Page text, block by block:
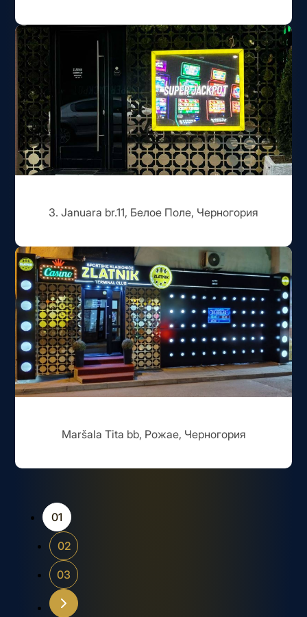
3. Januara br.11, Белое Поле, Черногория
Maršala Tita bb, Рожае, Черногория
01
02
03